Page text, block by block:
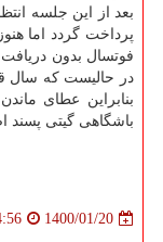
بعد از این جلسه
پرداخت گردد اما
فوتسال بدون دریافت
در حالیست که سال
بنابراین عطای
باشگاهی گیتی پسند
1400/01/20